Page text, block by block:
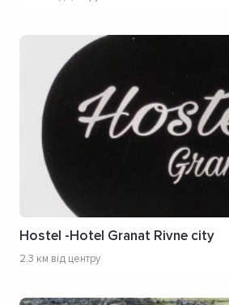
Hostel -Hotel Granat Rivne city
2.3 км від центру